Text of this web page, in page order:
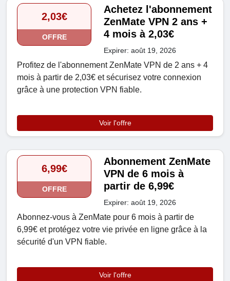
2,03€
OFFRE
Achetez l'abonnement
ZenMate VPN 2 ans +
4 mois à 2,03€
Expirer: août 19, 2026
Profitez de l'abonnement ZenMate VPN de 2 ans + 4
mois à partir de 2,03€ et sécurisez votre connexion
grâce à une protection VPN fiable.
Voir l'offre
6,99€
OFFRE
Abonnement ZenMate
VPN de 6 mois à
partir de 6,99€
Expirer: août 19, 2026
Abonnez-vous à ZenMate pour 6 mois à partir de
6,99€ et protégez votre vie privée en ligne grâce à la
sécurité d'un VPN fiable.
Voir l'offre